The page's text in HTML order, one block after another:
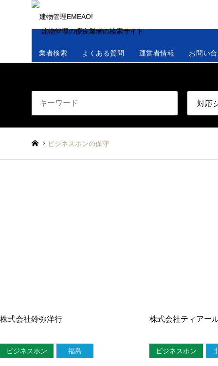
建物管理の優良業者の検索サイト
業者検索 よくある質問 運営者情報 お問い
ビジネスホンの保守
株式会社鈴弥洋行
ビジネスホン 福島
株式会社ティアー
ビジネスホン